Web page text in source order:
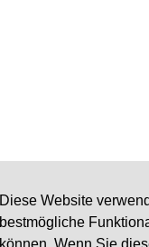
Diese Website
bestmögliche